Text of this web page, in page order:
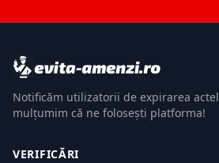
Notificăm utilizatorii de expirarea
mulțumim că ne folosești platforma!
VERIFICĂRI